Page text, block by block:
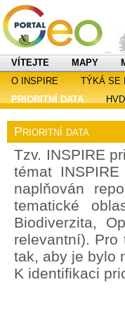
VÍTEJTE MAPY
O INSPIRE
TÝKÁ SE
PRIORITNÍ DATA
HVD
Prioritní data
Tzv. INSPIRE
témat
naplňován
tematické
Biodiverzita,
relevantní).
tak, aby je bylo
K identifikaci